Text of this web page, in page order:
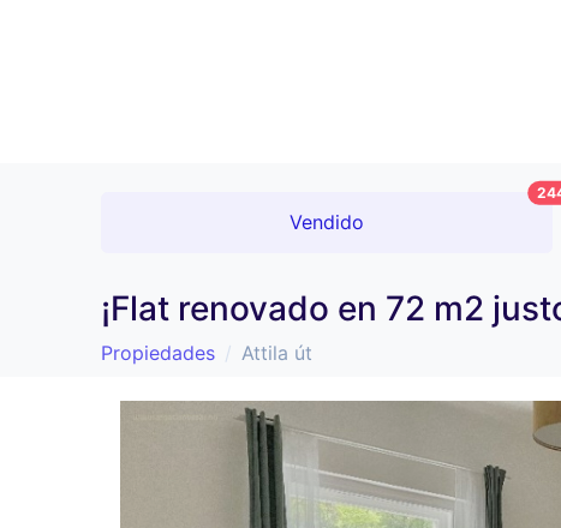
Vendido
¡Flat renovado en 72 m2
Propiedades
Attila út